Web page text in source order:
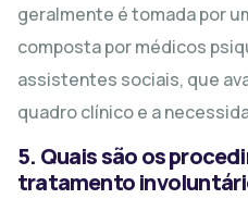
geralmente é tomada por
composta por médicos
assistentes sociais, que
quadro clínico e a
5. Quais são os
tratamento